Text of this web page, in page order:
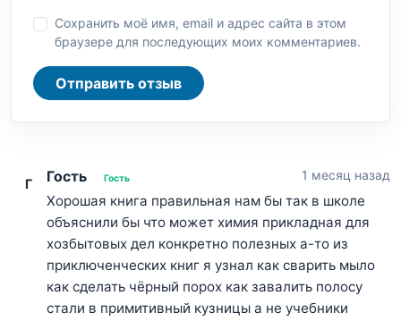
Сохранить моё имя, email и адрес сайта в этом
браузере для последующих моих комментариев.
Отправить отзыв
Г Гость Гость 1 месяц назад
Хорошая книга правильная нам бы так в школе
объяснили бы что может химия прикладная для
хозбытовых дел конкретно полезных а-то из
приключенческих книг я узнал как сварить мыло
как сделать чёрный порох как завалить полосу
стали в примитивный кузницы а не учебники